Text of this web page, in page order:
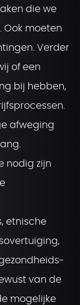
die we
Ook moeten
Verder
of een
bij hebben,
afweging
nodig zijn
etnische
van de
mogelijke